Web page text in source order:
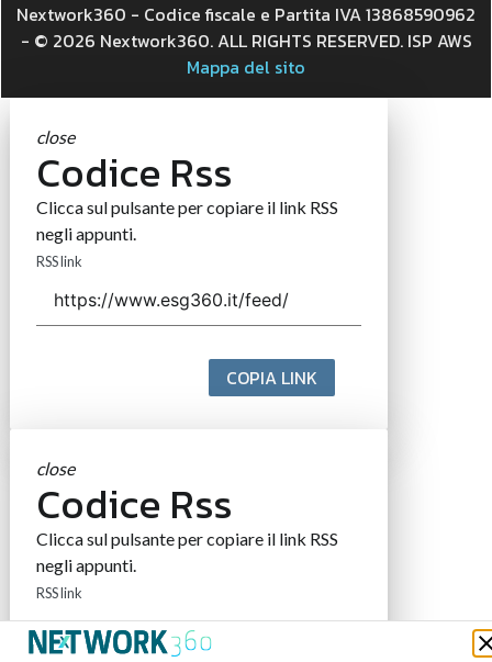
Nextwork360 - Codice fiscale e Partita IVA 13868590962
- © 2026 Nextwork360. ALL RIGHTS RESERVED. ISP AWS
Mappa del sito
close
Codice Rss
Clicca sul pulsante per copiare il link RSS
negli appunti.
RSS link
COPIA LINK
close
Codice Rss
Clicca sul pulsante per copiare il link RSS
negli appunti.
RSS link